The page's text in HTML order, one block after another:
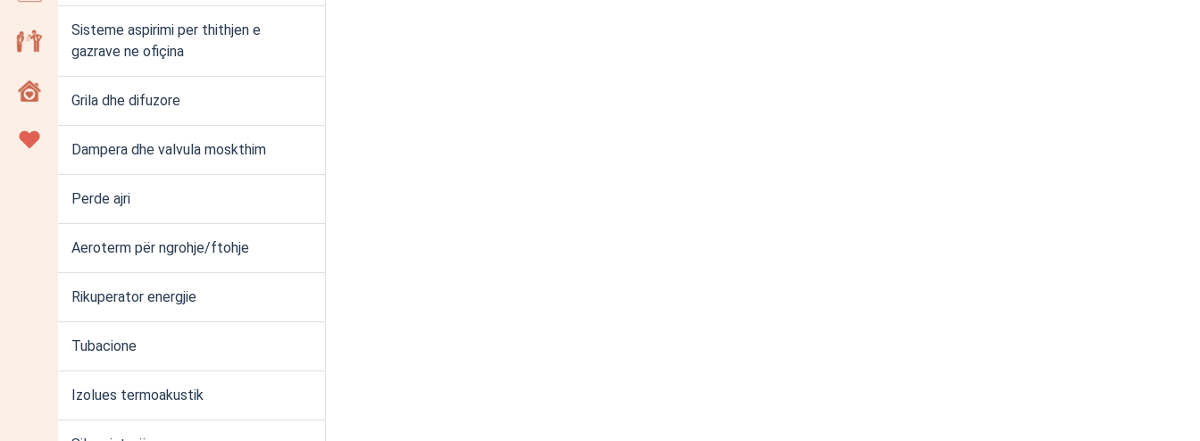
Sisteme aspirimi per thithjen e
gazrave ne ofiçina
Grila dhe difuzore
Dampera dhe valvula moskthim
Perde ajri
Aeroterm për ngrohje/ftohje
Rikuperator energjie
Tubacione
Izolues termoakustik